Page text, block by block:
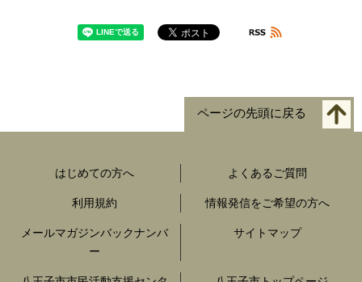
ページの先頭に戻る
はじめての方へ よくあるご質問
利用規約 情報発信をご希望の方へ
メールマガジンバックナンバ
ー
サイトマップ